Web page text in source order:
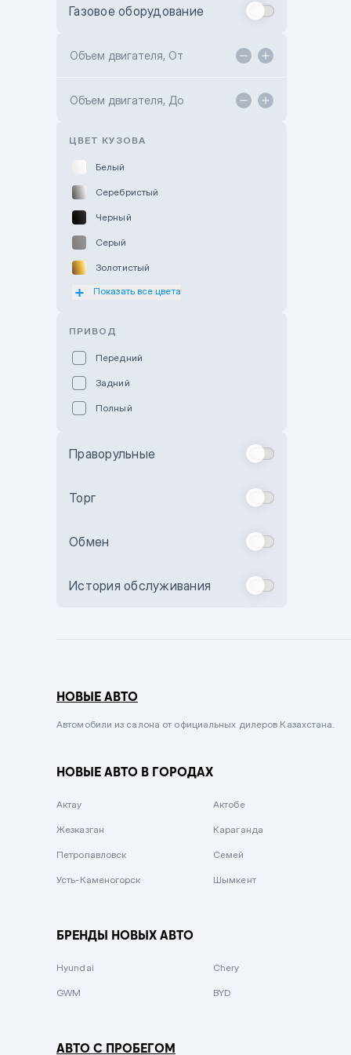
Toyota Kokshetau
Hyundai ShymCity
Газовое оборудование
Объем двигателя, От
Объем двигателя, До
ЦВЕТ КУЗОВА
Белый
Серебристый
Черный
Серый
Золотистый
Оранжевый
Бежевый
Комбинированный
Сиреневый металлик
Вишневый
Зеленый металлик
Показать все цвета
ПРИВОД
Передний
Задний
Полный
Праворульные
Торг
Обмен
История обслуживания
НОВЫЕ АВТО
Автомобили из салона от официальных дилеров Казахстана.
НОВЫЕ АВТО В ГОРОДАХ
Актау Актобе
Жезказган Караганда
Петропавловск Семей
Усть-Каменогорск Шымкент
БРЕНДЫ НОВЫХ АВТО
Hyundai Chery
GWM BYD
АВТО С ПРОБЕГОМ